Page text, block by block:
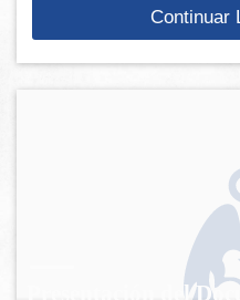
Continuar
Presentación del